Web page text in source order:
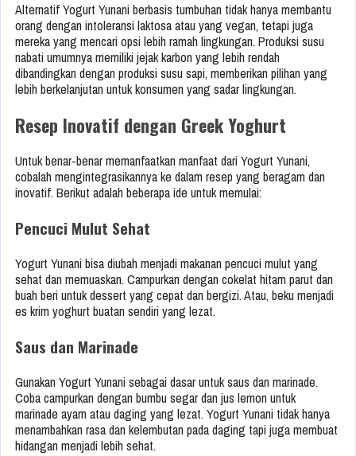
Alternatif Yogurt Yunani berbasis tumbuhan tidak hanya membantu
orang dengan intoleransi laktosa atau yang vegan, tetapi juga
mereka yang mencari opsi lebih ramah lingkungan. Produksi susu
nabati umumnya memiliki jejak karbon yang lebih rendah
dibandingkan dengan produksi susu sapi, memberikan pilihan yang
lebih berkelanjutan untuk konsumen yang sadar lingkungan.
Resep Inovatif dengan Greek Yoghurt
Untuk benar-benar memanfaatkan manfaat dari Yogurt Yunani,
cobalah mengintegrasikannya ke dalam resep yang beragam dan
inovatif. Berikut adalah beberapa ide untuk memulai:
Pencuci Mulut Sehat
Yogurt Yunani bisa diubah menjadi makanan pencuci mulut yang
sehat dan memuaskan. Campurkan dengan cokelat hitam parut dan
buah beri untuk dessert yang cepat dan bergizi. Atau, beku menjadi
es krim yoghurt buatan sendiri yang lezat.
Saus dan Marinade
Gunakan Yogurt Yunani sebagai dasar untuk saus dan marinade.
Coba campurkan dengan bumbu segar dan jus lemon untuk
marinade ayam atau daging yang lezat. Yogurt Yunani tidak hanya
menambahkan rasa dan kelembutan pada daging tapi juga membuat
hidangan menjadi lebih sehat.